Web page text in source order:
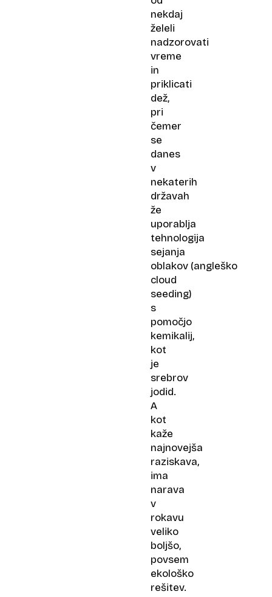
nekdaj
želeli
nadzorovati
vreme
in
priklicati
dež,
pri
čemer
se
danes
v
nekaterih
državah
že
uporablja
tehnologija
sejanja
oblakov (angleško
cloud
seeding)
s
pomočjo
kemikalij,
kot
je
srebrov
jodid.
A
kot
kaže
najnovejša
raziskava,
ima
narava
v
rokavu
veliko
boljšo,
povsem
ekološko
rešitev.